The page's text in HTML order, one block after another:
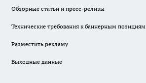
Обзорные статьи и пресс-релизы
Технические требования к баннерным позициям
Разместить рекламу
Выходные данные